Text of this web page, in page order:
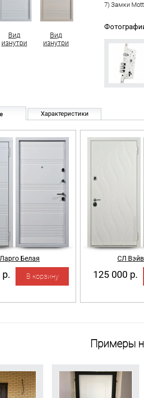
Вид
изнутри
Вид
изнутри
7) Замки
Характеристики
Белая СЛ
125 000 р.
Примеры